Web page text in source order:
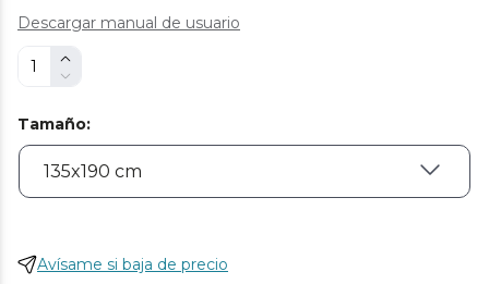
Descargar manual de usuario
Tamaño:
Avísame si baja de precio